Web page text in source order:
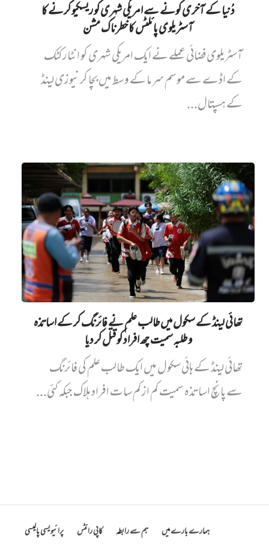
دُنیا کے آخری کونے سے امریکی شہری کو ریسکیو کرنے کا
آسٹریلوی پائلٹس کا خطرناک مشن
آسٹریلوی فضائی عملے نے ایک امریکی شہری کو انٹارکٹک
کے اڈے سے موسم سرما کے وسط میں بچا کر نیوزی لینڈ
کے ہسپتال...
تھائی لینڈ کے سکول میں طالب علم نے فائرنگ کر کے اساتذہ
و طلبہ سمیت چھ افراد کو قتل کر دیا
تھائی لینڈ کے ہائی سکول میں ایک طالب علم کی فائرنگ
سے پانچ اساتذہ سمیت کم از کم سات افراد ہلاک جبکہ کئی...
ہمارے بارے میں ہم سے رابطہ کاپی رائٹس پرائیویسی پالیسی